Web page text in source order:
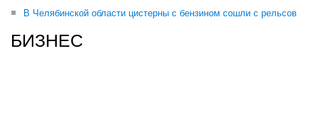
В Челябинской области цистерны с бензином сошли с рельсов
БИЗНЕС